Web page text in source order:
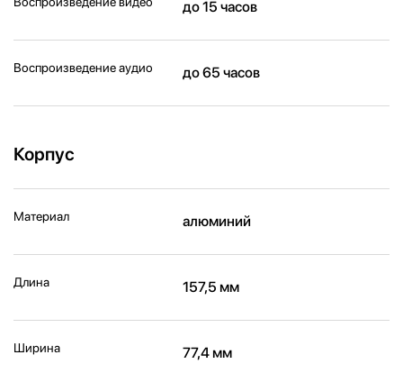
до 15 часов
Воспроизведение аудио до 65 часов
Корпус
Материал алюминий
Длина 157,5 мм
Ширина 77,4 мм